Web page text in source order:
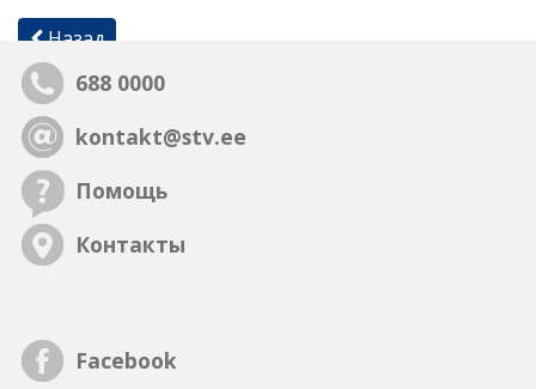
Назад
688 0000
kontakt@stv.ee
Помощь
Контакты
Facebook